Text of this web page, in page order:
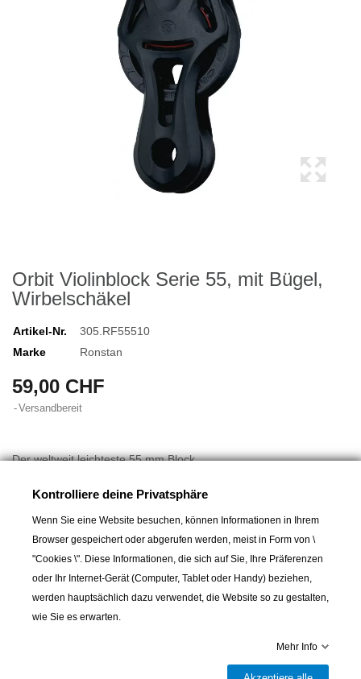
Orbit Violinblock Serie 55, mit Bügel,
Wirbelschäkel
Artikel-Nr.
305.RF55510
Marke
Ronstan
59,00 CHF
Versandbereit
Der weltweit leichteste 55 mm Block
Extrem kompakter Block mit integriertem Bügel
Backen aus verstärktem Polymer-Kunststoff, genau so
widerstandsfähig aber 10 mal leichter als Chromstahl, garantieren
hohe Arbeitslasten
40% weniger Reibung durch asymmetrisches Kugellager-
Mehr lesen
Kontrolliere deine Privatsphäre
Wenn Sie eine Website besuchen, können Informationen in Ihrem
Browser gespeichert oder abgerufen werden, meist in Form von \
"Cookies \". Diese Informationen, die sich auf Sie, Ihre Präferenzen
oder Ihr Internet-Gerät (Computer, Tablet oder Handy) beziehen,
werden hauptsächlich dazu verwendet, die Website so zu gestalten,
wie Sie es erwarten.
Mehr Info